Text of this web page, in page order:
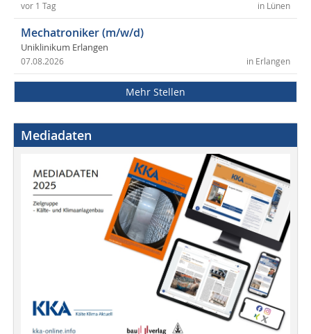
in Lünen
vor 1 Tag
Mechatroniker (m/w/d)
Uniklinikum Erlangen
in Erlangen
07.08.2026
Mehr Stellen
Mediadaten